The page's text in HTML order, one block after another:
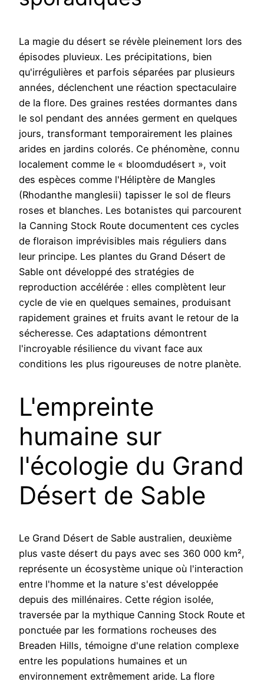
La magie du désert se révèle pleinement lors des
épisodes pluvieux. Les précipitations, bien
qu'irrégulières et parfois séparées par plusieurs
années, déclenchent une réaction spectaculaire
de la flore. Des graines restées dormantes dans
le sol pendant des années germent en quelques
jours, transformant temporairement les plaines
arides en jardins colorés. Ce phénomène, connu
localement comme le « bloomdudésert », voit
des espèces comme l'Héliptère de Mangles
(Rhodanthe manglesii) tapisser le sol de fleurs
roses et blanches. Les botanistes qui parcourent
la Canning Stock Route documentent ces cycles
de floraison imprévisibles mais réguliers dans
leur principe. Les plantes du Grand Désert de
Sable ont développé des stratégies de
reproduction accélérée : elles complètent leur
cycle de vie en quelques semaines, produisant
rapidement graines et fruits avant le retour de la
sécheresse. Ces adaptations démontrent
l'incroyable résilience du vivant face aux
conditions les plus rigoureuses de notre planète.
L'empreinte
humaine sur
l'écologie du Grand
Désert de Sable
Le Grand Désert de Sable australien, deuxième
plus vaste désert du pays avec ses 360 000 km²,
représente un écosystème unique où l'interaction
entre l'homme et la nature s'est développée
depuis des millénaires. Cette région isolée,
traversée par la mythique Canning Stock Route et
ponctuée par les formations rocheuses des
Breaden Hills, témoigne d'une relation complexe
entre les populations humaines et un
environnement extrêmement aride. La flore